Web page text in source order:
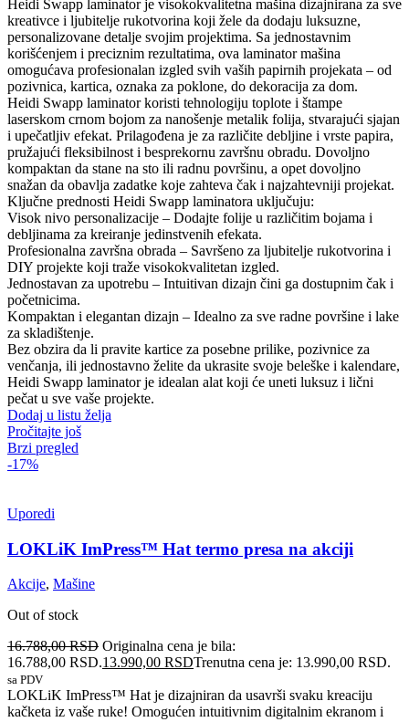
Heidi Swapp laminator je visokokvalitetna mašina dizajnirana za sve
kreativce i ljubitelje rukotvorina koji žele da dodaju luksuzne,
personalizovane detalje svojim projektima. Sa jednostavnim
korišćenjem i preciznim rezultatima, ova laminator mašina
omogućava profesionalan izgled svih vaših papirnih projekata – od
pozivnica, kartica, oznaka za poklone, do dekoracija za dom.
Heidi Swapp laminator koristi tehnologiju toplote i štampe
laserskom crnom bojom za nanošenje metalik folija, stvarajući sjajan
i upečatljiv efekat. Prilagođena je za različite debljine i vrste papira,
pružajući fleksibilnost i besprekornu završnu obradu. Dovoljno
kompaktan da stane na sto ili radnu površinu, a opet dovoljno
snažan da obavlja zadatke koje zahteva čak i najzahtevniji projekat.
Ključne prednosti Heidi Swapp laminatora uključuju:
Visok nivo personalizacije – Dodajte folije u različitim bojama i
debljinama za kreiranje jedinstvenih efekata.
Profesionalna završna obrada – Savršeno za ljubitelje rukotvorina i
DIY projekte koji traže visokokvalitetan izgled.
Jednostavan za upotrebu – Intuitivan dizajn čini ga dostupnim čak i
početnicima.
Kompaktan i elegantan dizajn – Idealno za sve radne površine i lake
za skladištenje.
Bez obzira da li pravite kartice za posebne prilike, pozivnice za
venčanja, ili jednostavno želite da ukrasite svoje beleške i kalendare,
Heidi Swapp laminator je idealan alat koji će uneti luksuz i lični
pečat u sve vaše projekte.
Dodaj u listu želja
Pročitajte još
Brzi pregled
-17%
Uporedi
LOKLiK ImPress™ Hat termo presa na akciji
Akcije, Mašine
Out of stock
16.788,00RSD Originalna cena je bila:
16.788,00 RSD.13.990,00 RSDTrenutna cena je: 13.990,00 RSD.
sa PDV
LOKLiK ImPress™ Hat je dizajniran da usavrši svaku kreaciju
kačketa iz vaše ruke! Omogućen intuitivnim digitalnim ekranom i